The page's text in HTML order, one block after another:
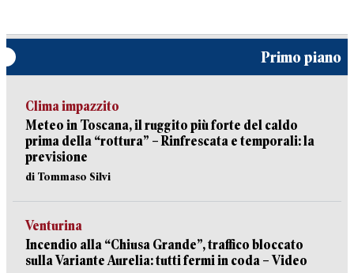
Primo piano
Clima impazzito
Meteo in Toscana, il ruggito più forte del caldo
prima della “rottura” – Rinfrescata e temporali: la
previsione
di Tommaso Silvi
Venturina
Incendio alla “Chiusa Grande”, traffico bloccato
sulla Variante Aurelia: tutti fermi in coda – Video